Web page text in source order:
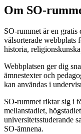
Om SO-
SO-rummet är en gratis
välsorterade webbplats
historia,
Webbplatsen ger dig
ämnestexter och
kan användas i
SO-rummet riktar sig i
mellanstadiet,
universitetsstuderande
SO-ämnena.